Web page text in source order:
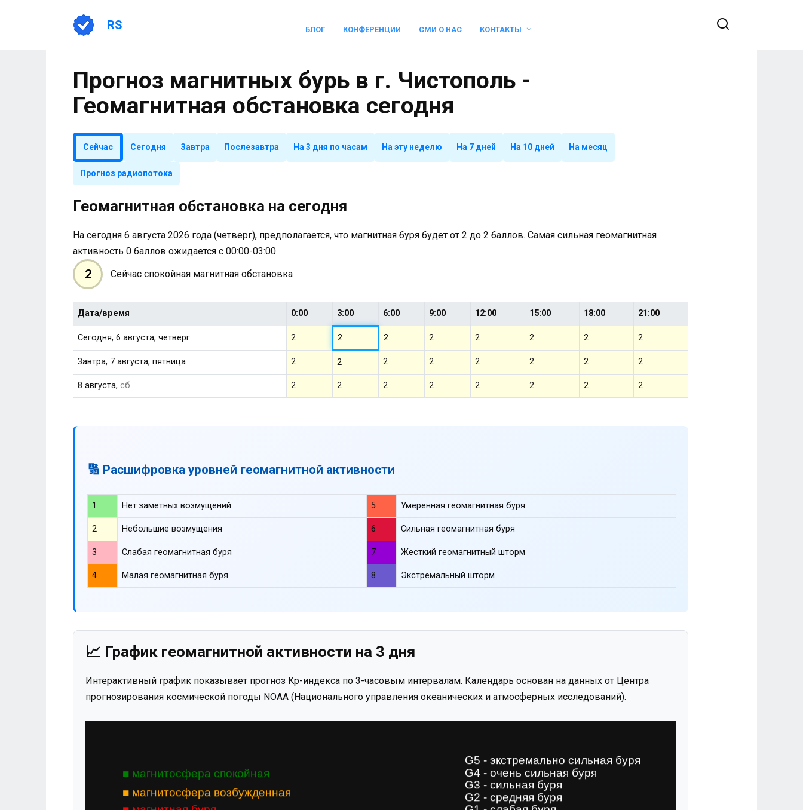
RS БЛОГ КОНФЕРЕНЦИИ СМИ О НАС КОНТАКТЫ
Прогноз магнитных бурь в г. Чистополь -
Геомагнитная обстановка сегодня
Сейчас Сегодня Завтра Послезавтра На 3 дня по часам На эту неделю На 7 дней На 10 дней На месяц
Прогноз радиопотока
Геомагнитная обстановка на сегодня
На сегодня 6 августа 2026 года (четверг), предполагается, что магнитная буря будет от 2 до 2 баллов. Самая сильная геомагнитная
активность 0 баллов ожидается с 00:00-03:00.
2 Сейчас спокойная магнитная обстановка
Дата/время 0:00 3:00 6:00 9:00 12:00 15:00 18:00 21:00
Сегодня, 6 августа, четверг 2 2 2 2 2 2 2 2
Завтра, 7 августа, пятница 2 2 2 2 2 2 2 2
8 августа, сб 2 2 2 2 2 2 2 2
🔢 Расшифровка уровней геомагнитной активности
1 Нет заметных возмущений 5 Умеренная геомагнитная буря
2 Небольшие возмущения 6 Сильная геомагнитная буря
3 Слабая геомагнитная буря 7 Жесткий геомагнитный шторм
4 Малая геомагнитная буря 8 Экстремальный шторм
📈 График геомагнитной активности на 3 дня
Интерактивный график показывает прогноз Kp-индекса по 3-часовым интервалам. Календарь основан на данных от Центра
прогнозирования космической погоды NOAA (Национального управления океанических и атмосферных исследований).